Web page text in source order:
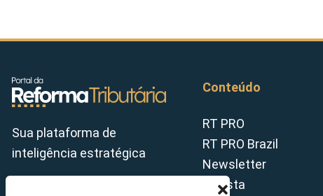
Sua plataforma de
inteligência estratégica
Conteúdo
RT PRO
RT PRO Brazil
Newsletter
Revista